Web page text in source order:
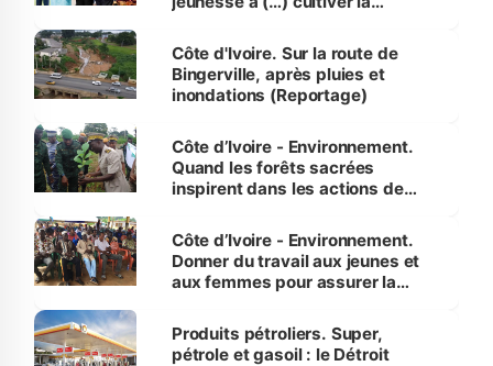
(Alassane Ouattara
Côte d'Ivoire. Sur la route de
Bingerville, après pluies et
inondations (Reportage)
Côte d’Ivoire - Environnement.
Quand les forêts sacrées
inspirent dans les actions de
Côte d’Ivoire - Environnement.
Donner du travail aux jeunes et
aux femmes pour assurer la
menacées
Produits pétroliers. Super,
pétrole et gasoil : le Détroit